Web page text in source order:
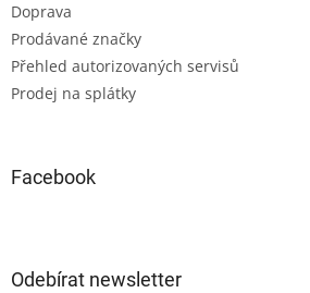
Doprava
Prodávané značky
Přehled autorizovaných servisů
Prodej na splátky
Facebook
Odebírat newsletter